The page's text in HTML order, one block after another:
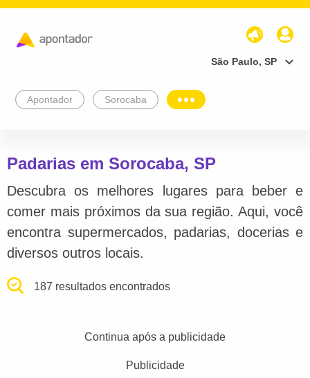
São Paulo, SP
Apontador Sorocaba
Padarias em Sorocaba, SP
Descubra os melhores lugares para beber e
comer mais próximos da sua região. Aqui, você
encontra supermercados, padarias, docerias e
diversos outros locais.
187 resultados encontrados
Continua após a publicidade
Publicidade